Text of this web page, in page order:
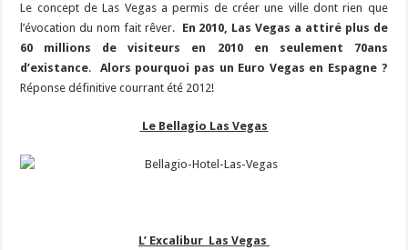
Le concept de Las Vegas a permis de créer une ville dont rien que
l’évocation du nom fait rêver. En 2010, Las Vegas a attiré plus de
60 millions de visiteurs en 2010 en seulement 70ans
d’existance. Alors pourquoi pas un Euro Vegas en Espagne ?
Réponse définitive courrant été 2012!
Le Bellagio Las Vegas
L’ Excalibur Las Vegas